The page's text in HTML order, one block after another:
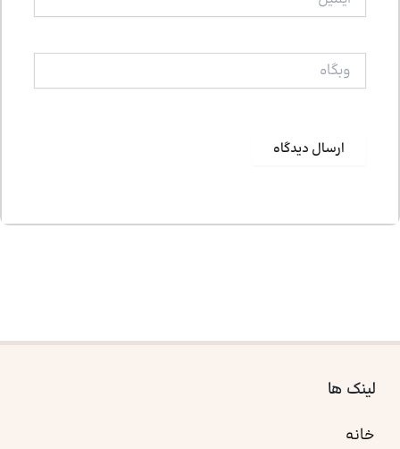
لینک ها
خانه